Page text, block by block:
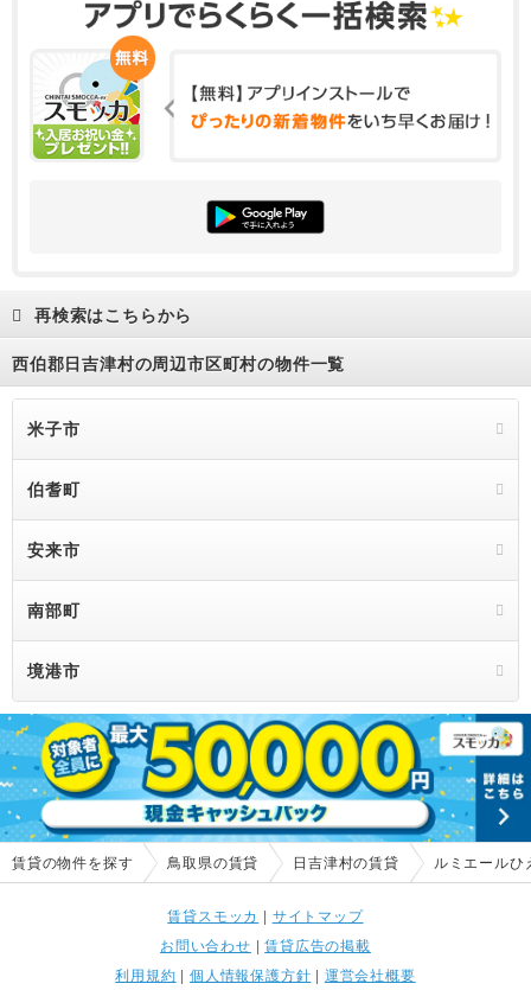
再検索はこちらから
西伯郡日吉津村の周辺市区町村の物件一覧
米子市
伯耆町
安来市
南部町
境港市
賃貸の物件を探す 鳥取県の賃貸 日吉津村の賃貸 ルミエールひ
賃貸スモッカ | サイトマップ
お問い合わせ |賃貸広告の掲載
利用規約 | 個人情報保護方針 | 運営会社概要